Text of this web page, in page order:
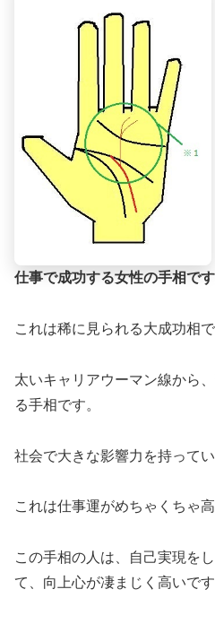
仕事で成功する女性の手相です
これは稀に見られる大成功相で
太いキャリアウーマン線から
る手相です。
社会で大きな影響力を持って
これは仕事運がめちゃくちゃ
この手相の人は、自己実現を
て、向上心が凄まじく高いです